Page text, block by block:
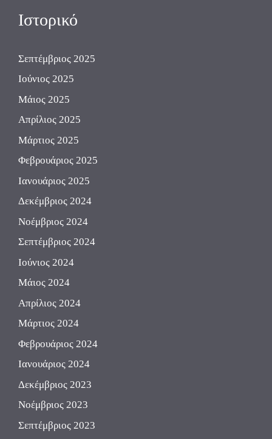
Ιστορικό
Σεπτέμβριος 2025
Ιούνιος 2025
Μάιος 2025
Απρίλιος 2025
Μάρτιος 2025
Φεβρουάριος 2025
Ιανουάριος 2025
Δεκέμβριος 2024
Νοέμβριος 2024
Σεπτέμβριος 2024
Ιούνιος 2024
Μάιος 2024
Απρίλιος 2024
Μάρτιος 2024
Φεβρουάριος 2024
Ιανουάριος 2024
Δεκέμβριος 2023
Νοέμβριος 2023
Σεπτέμβριος 2023